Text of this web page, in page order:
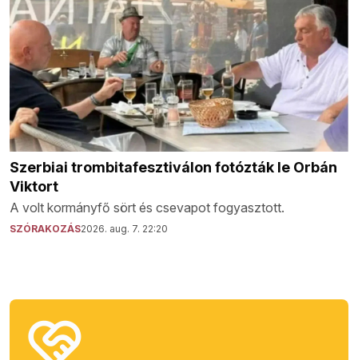
Szerbiai trombitafesztiválon fotózták le Orbán
Viktort
A volt kormányfő sört és csevapot fogyasztott.
SZÓRAKOZÁS2026. aug. 7. 22:20